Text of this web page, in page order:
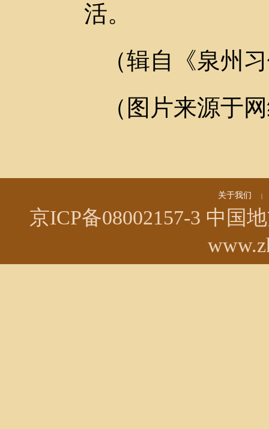
活。
（辑自《泉州
（图片来源于
关于我们 |
京ICP备08002157-3 中国